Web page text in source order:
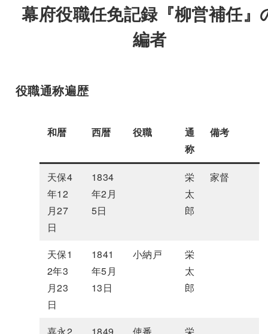
幕府役職任免記録『柳営補任』
編者
役職通称遍歴
和暦 西暦 役職
通
称
備考
天保4
年12
月27
日
1834
年2月
5日
栄
太
郎
家督
天保1
2年3
月23
日
1841
年5月
13日
小納戸
栄
太
郎
嘉永2
1849
使番
栄